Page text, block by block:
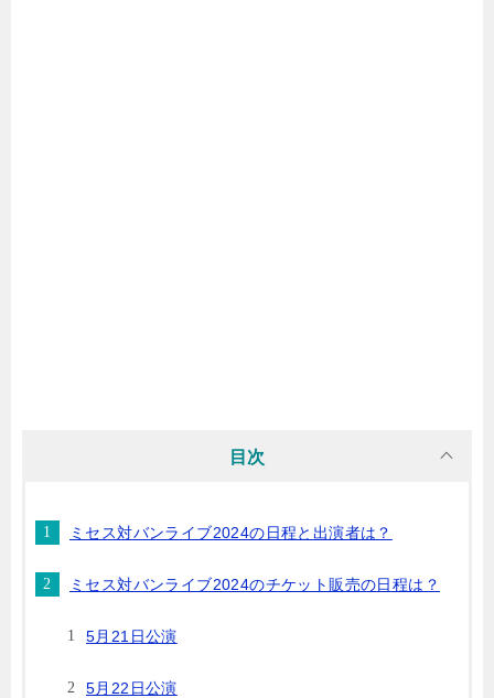
目次
ミセス対バンライブ2024の日程と出演者は？
ミセス対バンライブ2024のチケット販売の日程は？
5月21日公演
5月22日公演